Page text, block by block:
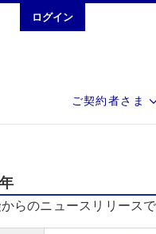
ログイン
ご契約者さま
らのニュースリリースで